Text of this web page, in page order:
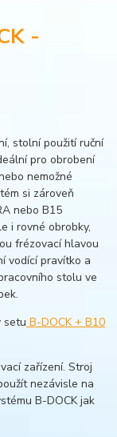
-
stolní použití ruční
pro obrobení
nemožné
si zároveň
nebo B15
i rovné obrobky,
frézovací hlavou
vodící pravítko a
stolu ve
setu B-DOCK + B10
zařízení. Stroj
nezávisle na
B-DOCK jak